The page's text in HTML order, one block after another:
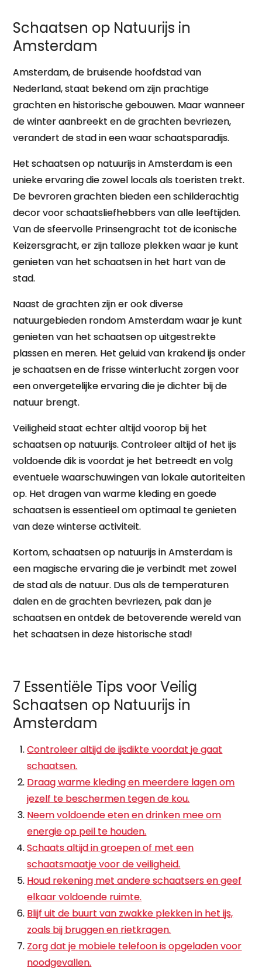
Schaatsen op Natuurijs in
Amsterdam
Amsterdam, de bruisende hoofdstad van
Nederland, staat bekend om zijn prachtige
grachten en historische gebouwen. Maar wanneer
de winter aanbreekt en de grachten bevriezen,
verandert de stad in een waar schaatsparadijs.
Het schaatsen op natuurijs in Amsterdam is een
unieke ervaring die zowel locals als toeristen trekt.
De bevroren grachten bieden een schilderachtig
decor voor schaatsliefhebbers van alle leeftijden.
Van de sfeervolle Prinsengracht tot de iconische
Keizersgracht, er zijn talloze plekken waar je kunt
genieten van het schaatsen in het hart van de
stad.
Naast de grachten zijn er ook diverse
natuurgebieden rondom Amsterdam waar je kunt
genieten van het schaatsen op uitgestrekte
plassen en meren. Het geluid van krakend ijs onder
je schaatsen en de frisse winterlucht zorgen voor
een onvergetelijke ervaring die je dichter bij de
natuur brengt.
Veiligheid staat echter altijd voorop bij het
schaatsen op natuurijs. Controleer altijd of het ijs
voldoende dik is voordat je het betreedt en volg
eventuele waarschuwingen van lokale autoriteiten
op. Het dragen van warme kleding en goede
schaatsen is essentieel om optimaal te genieten
van deze winterse activiteit.
Kortom, schaatsen op natuurijs in Amsterdam is
een magische ervaring die je verbindt met zowel
de stad als de natuur. Dus als de temperaturen
dalen en de grachten bevriezen, pak dan je
schaatsen en ontdek de betoverende wereld van
het schaatsen in deze historische stad!
7 Essentiële Tips voor Veilig
Schaatsen op Natuurijs in
Amsterdam
Controleer altijd de ijsdikte voordat je gaat
schaatsen.
Draag warme kleding en meerdere lagen om
jezelf te beschermen tegen de kou.
Neem voldoende eten en drinken mee om
energie op peil te houden.
Schaats altijd in groepen of met een
schaatsmaatje voor de veiligheid.
Houd rekening met andere schaatsers en geef
elkaar voldoende ruimte.
Blijf uit de buurt van zwakke plekken in het ijs,
zoals bij bruggen en rietkragen.
Zorg dat je mobiele telefoon is opgeladen voor
noodgevallen.